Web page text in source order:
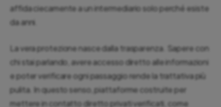
affida ciecamente a un intermediario solo perché esiste
da anni.
La vera protezione nasce dalla trasparenza. Sapere con
chi stai parlando, avere accesso diretto alle informazioni
e poter verificare ogni passaggio rende la trattativa più
pulita. In questo senso, piattaforme costruite per
mettere in contatto diretto privati verificati, come